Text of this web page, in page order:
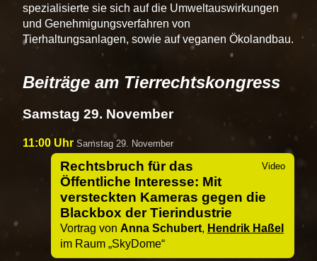
spezialisierte sie sich auf die Umweltauswirkungen
und Genehmigungsverfahren von
Tierhaltungsanlagen, sowie auf veganen Ökolandbau.
Beiträge am Tierrechtskongress
Samstag 29. November
11:00 Uhr Samstag 29. November
Rechtsbruch für das
Öffentliche Interesse: Mit
versteckten Kameras gegen die
Blackbox der Tierindustrie
Vortrag von Anna Schubert, Hendrik Haßel
im Raum SkyDome